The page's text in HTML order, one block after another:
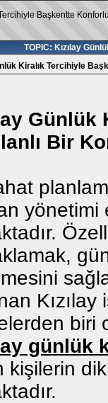
Tercihiyle Başkentte
TOPIC: Kızılay
Kiralık Tercihiyle
Bir
yönetimi
biri
günlük
kişilerin